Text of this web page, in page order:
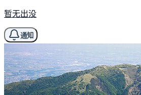
暂无出没
通知